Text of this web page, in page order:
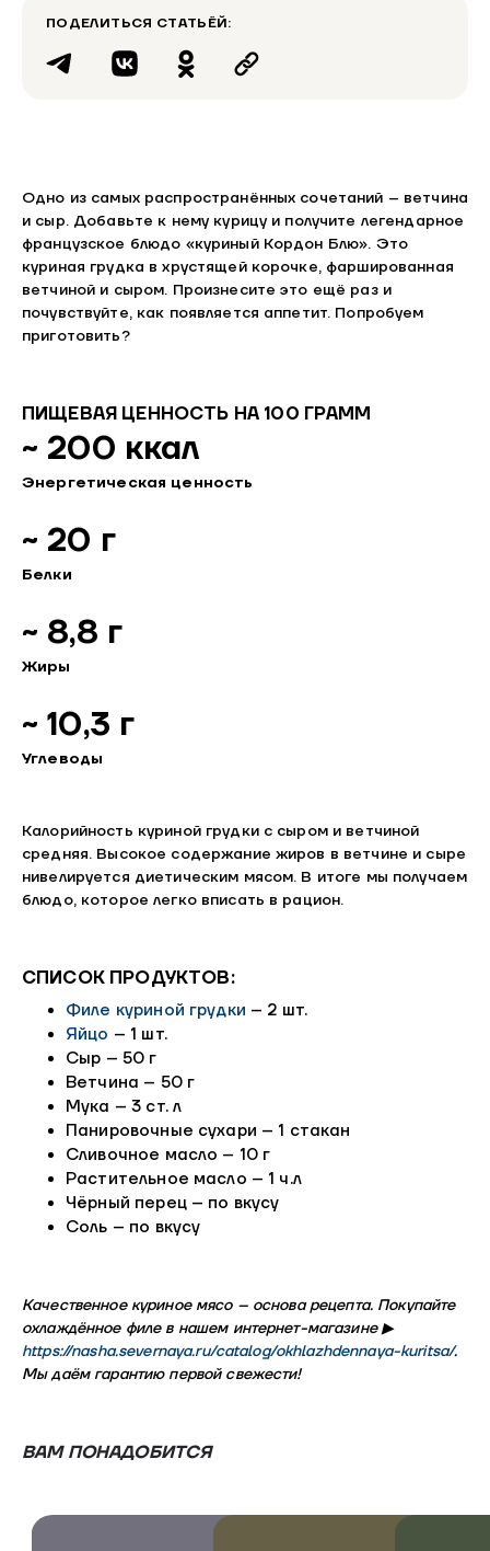
ПОДЕЛИТЬСЯ СТАТЬЁЙ:
Одно из самых распространённых сочетаний – ветчина
и сыр. Добавьте к нему курицу и получите легендарное
французское блюдо «куриный Кордон Блю». Это
куриная грудка в хрустящей корочке, фаршированная
ветчиной и сыром. Произнесите это ещё раз и
почувствуйте, как появляется аппетит. Попробуем
приготовить?
ПИЩЕВАЯ ЦЕННОСТЬ НА 100 ГРАММ
~ 200 ккал
Энергетическая ценность
~ 20 г
Белки
~ 8,8 г
Жиры
~ 10,3 г
Углеводы
Калорийность куриной грудки с сыром и ветчиной
средняя. Высокое содержание жиров в ветчине и сыре
нивелируется диетическим мясом. В итоге мы получаем
блюдо, которое легко вписать в рацион.
СПИСОК ПРОДУКТОВ:
Филе куриной грудки – 2 шт.
Яйцо – 1 шт.
Сыр – 50 г
Ветчина – 50 г
Мука – 3 ст. л
Панировочные сухари – 1 стакан
Сливочное масло – 10 г
Растительное масло – 1 ч.л
Чёрный перец – по вкусу
Соль – по вкусу
Качественное куриное мясо – основа рецепта. Покупайте
охлаждённое филе в нашем интернет-магазине ▶
https://nasha.severnaya.ru/catalog/okhlazhdennaya-kuritsa/.
Мы даём гарантию первой свежести!
ВАМ ПОНАДОБИТСЯ